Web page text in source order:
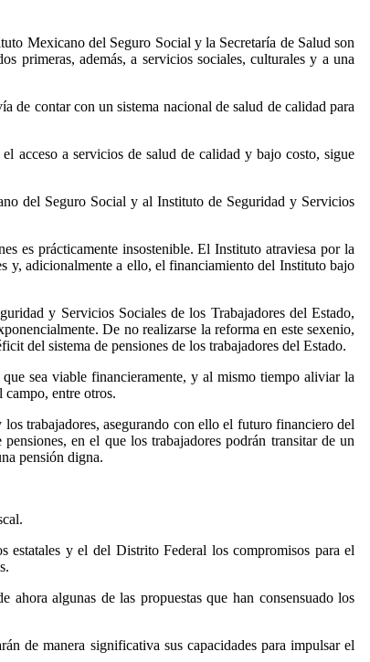
Mexicano del Seguro Social y la Secretaría de Salud son
primeras, además, a servicios sociales, culturales y a una
de contar con un sistema nacional de salud de calidad para
acceso a servicios de salud de calidad y bajo costo, sigue
del Seguro Social y al Instituto de Seguridad y Servicios
es prácticamente insostenible. El Instituto atraviesa por la
y, adicionalmente a ello, el financiamiento del Instituto bajo
y Servicios Sociales de los Trabajadores del Estado,
De no realizarse la reforma en este sexenio,
del sistema de pensiones de los trabajadores del Estado.
sea viable financieramente, y al mismo tiempo aliviar la
entre otros.
trabajadores, asegurando con ello el futuro financiero del
en el que los trabajadores podrán transitar de un
pensión digna.
estatales y el del Distrito Federal los compromisos para el
algunas de las propuestas que han consensuado los
de manera significativa sus capacidades para impulsar el